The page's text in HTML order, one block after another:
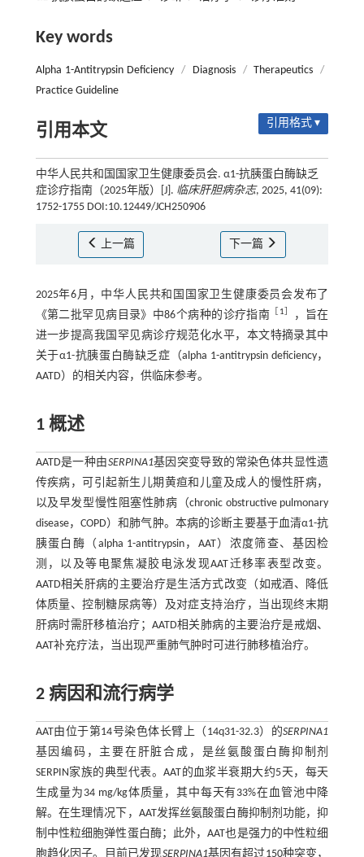
Key words
Alpha 1-Antitrypsin Deficiency / Diagnosis / Therapeutics
/
Practice Guideline
引用本文 引用格式 ▾
中华人民共和国国家卫生健康委员会. α1-抗胰蛋白酶缺乏
症诊疗指南（2025年版）[J]. 临床肝胆病杂志, 2025, 41(09):
1752-1755 DOI:10.12449/JCH250906
上一篇 下一篇
2025年6月，中华人民共和国国家卫生健康委员会发布了
《第二批罕见病目录》中86个病种的诊疗指南
1
，旨在
进一步提高我国罕见病诊疗规范化水平，本文特摘录其中
关于α1-抗胰蛋白酶缺乏症（alpha 1-antitrypsin deficiency，
AATD）的相关内容，供临床参考。
1 概述
AATD是一种由 SERPINA1基因突变导致的常染色体共显性遗
传疾病，可引起新生儿期黄疸和儿童及成人的慢性肝病，
以及早发型慢性阻塞性肺病（chronic obstructive pulmonary
disease，COPD）和肺气肿。本病的诊断主要基于血清α1-抗
胰蛋白酶（alpha 1-antitrypsin，AAT）浓度筛查、基因检
测，以及等电聚焦凝胶电泳发现AAT迁移率表型改变。
AATD相关肝病的主要治疗是生活方式改变（如戒酒、降低
体质量、控制糖尿病等）及对症支持治疗，当出现终末期
肝病时需肝移植治疗；AATD相关肺病的主要治疗是戒烟、
AAT补充疗法，当出现严重肺气肿时可进行肺移植治疗。
2 病因和流行病学
AAT由位于第14号染色体长臂上（14q31-32.3）的SERPINA1
基因编码，主要在肝脏合成，是丝氨酸蛋白酶抑制剂
SERPIN家族的典型代表。AAT的血浆半衰期大约5天，每天
生成量为34 mg/kg体质量，其中每天有33%在血管池中降
解。在生理情况下，AAT发挥丝氨酸蛋白酶抑制剂功能，抑
制中性粒细胞弹性蛋白酶；此外，AAT也是强力的中性粒细
胞趋化因子。目前已发现SERPINA1基因有超过150种突变，